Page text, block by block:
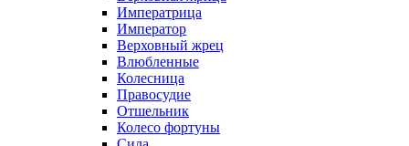
Императрица
Император
Верховный жрец
Влюбленные
Колесница
Правосудие
Отшельник
Колесо фортуны